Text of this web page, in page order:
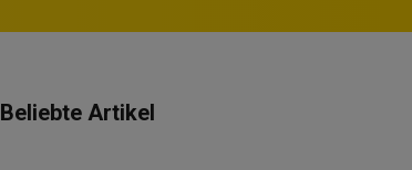
Beliebte Artikel